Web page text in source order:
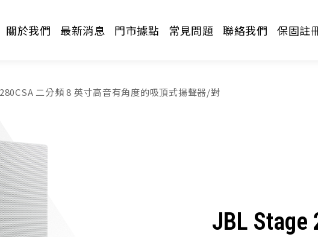
關於我們 最新消息 門市據點 常見問題 聯絡我們 保固註
二分頻 8 英寸高音有角度的吸頂式揚聲器/對
JBL Stage